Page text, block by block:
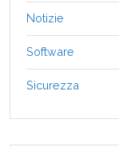
Notizie
Software
Sicurezza